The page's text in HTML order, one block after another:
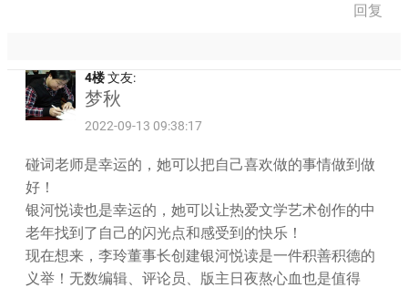
回复
4楼文友:
梦秋
2022-09-13 09:38:17
碰词老师是幸运的，她可以把自己喜欢做的事情做到做
好！
银河悦读也是幸运的，她可以让热爱文学艺术创作的中
老年找到了自己的闪光点和感受到的快乐！
现在想来，李玲董事长创建银河悦读是一件积善积德的
义举！无数编辑、评论员、版主日夜熬心血也是值得